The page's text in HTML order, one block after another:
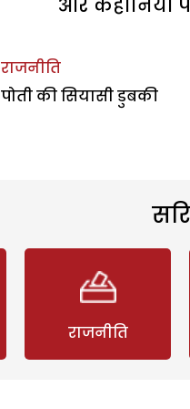
और कहानियां
राजनीति
पोती की सियासी डुबकी
राजनीति